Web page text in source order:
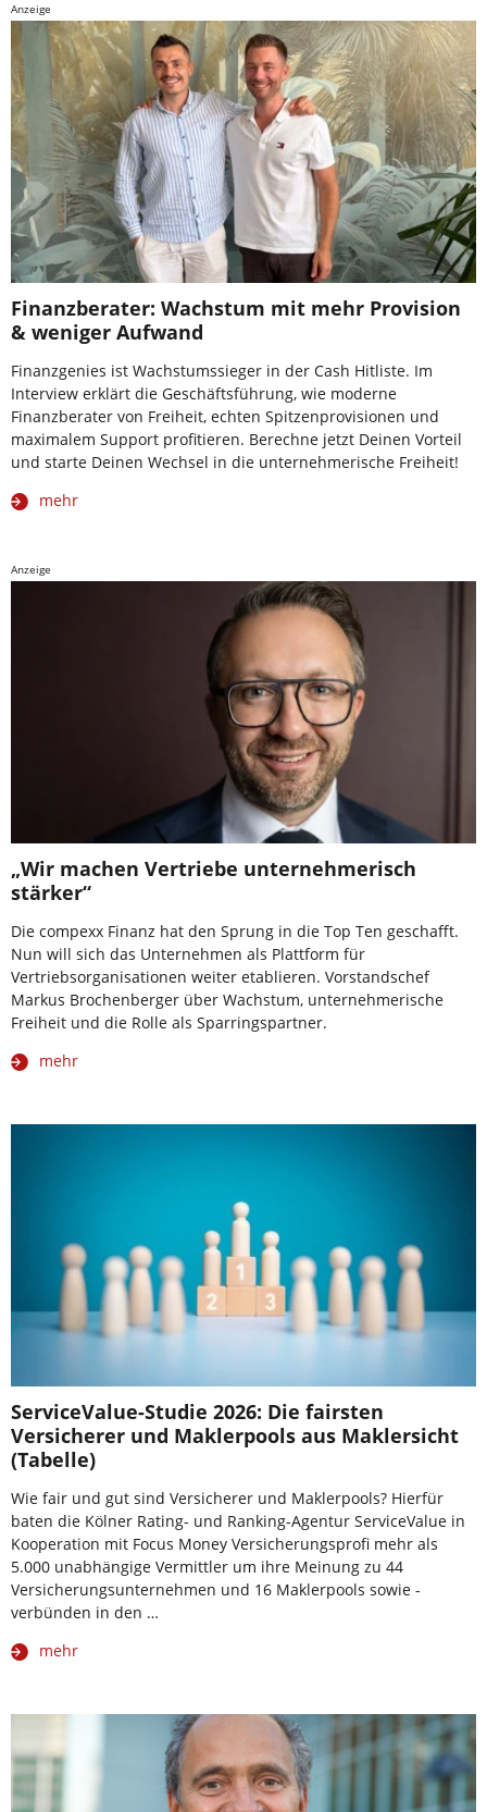
Anzeige
Finanzberater: Wachstum mit mehr Provision
& weniger Aufwand
Finanzgenies ist Wachstumssieger in der Cash Hitliste. Im
Interview erklärt die Geschäftsführung, wie moderne
Finanzberater von Freiheit, echten Spitzenprovisionen und
maximalem Support profitieren. Berechne jetzt Deinen Vorteil
und starte Deinen Wechsel in die unternehmerische Freiheit!
mehr
Anzeige
„Wir machen Vertriebe unternehmerisch
stärker“
Die compexx Finanz hat den Sprung in die Top Ten geschafft.
Nun will sich das Unternehmen als Plattform für
Vertriebsorganisationen weiter etablieren. Vorstandschef
Markus Brochenberger über Wachstum, unternehmerische
Freiheit und die Rolle als Sparringspartner.
mehr
ServiceValue-Studie 2026: Die fairsten
Versicherer und Maklerpools aus Maklersicht
(Tabelle)
Wie fair und gut sind Versicherer und Maklerpools? Hierfür
baten die Kölner Rating- und Ranking-Agentur ServiceValue in
Kooperation mit Focus Money Versicherungsprofi mehr als
5.000 unabhängige Vermittler um ihre Meinung zu 44
Versicherungsunternehmen und 16 Maklerpools sowie -
verbünden in den …
mehr